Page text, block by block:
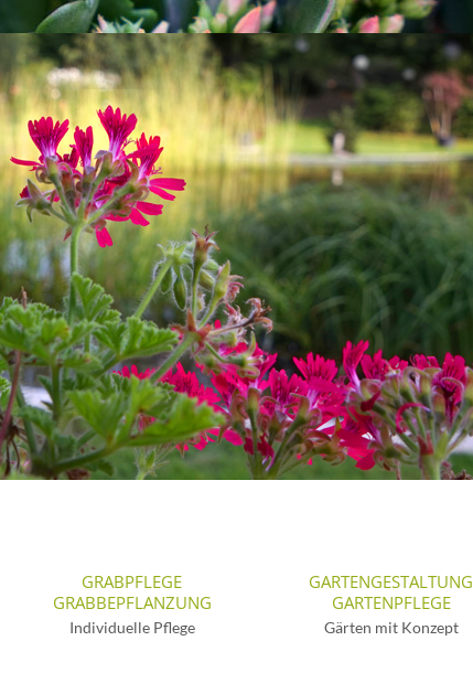
Trotzdem kann keine Gewähr für die Fehlerfreiheit und
Haftung für Schäden, die direkt oder indirekt aus der
nicht auf Vorsatz oder grober Fahrlässigkeit beruhen.
GRABPFLEGE
GRABBEPFLANZUNG
Individuelle Pflege
GARTENGESTALTUNG
GARTENPFLEGE
Gärten mit Konzept